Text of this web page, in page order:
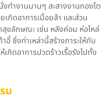
ทำงานนานๆ สะสางงานกองโต
เกิดอาการเมื่อยล้า และส่วน
ขลักษณะ เช่น หลังค่อม ห่อไหล่
อี้ ซึ่งท่าเหล่านี้สร้างภาระให้กับ
กิดอาการปวดร้าวเรื้อรังไปทั้ง
น